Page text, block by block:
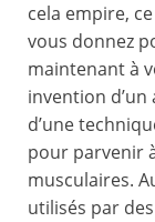
cela empire,
vous donnez
maintenant à
invention d’un
d’une
pour parvenir
musculaires.
utilisés par